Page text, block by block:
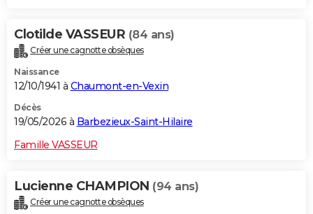
Clotilde VASSEUR (84 ans)
Créer une cagnotte obsèques
Naissance
12/10/1941 à Chaumont-en-Vexin
Décès
19/05/2026 à Barbezieux-Saint-Hilaire
Famille VASSEUR
Lucienne CHAMPION (94 ans)
Créer une cagnotte obsèques